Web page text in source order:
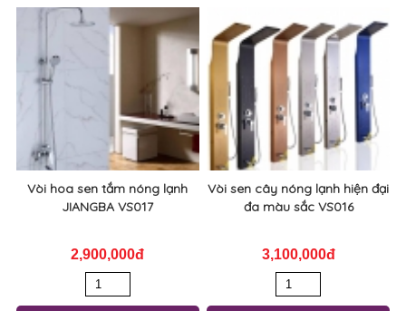
Vòi hoa sen tắm nóng lạnh
JIANGBA VS017
2,900,000đ
Vòi sen cây nóng lạnh hiện đại
đa màu sắc VS016
3,100,000đ